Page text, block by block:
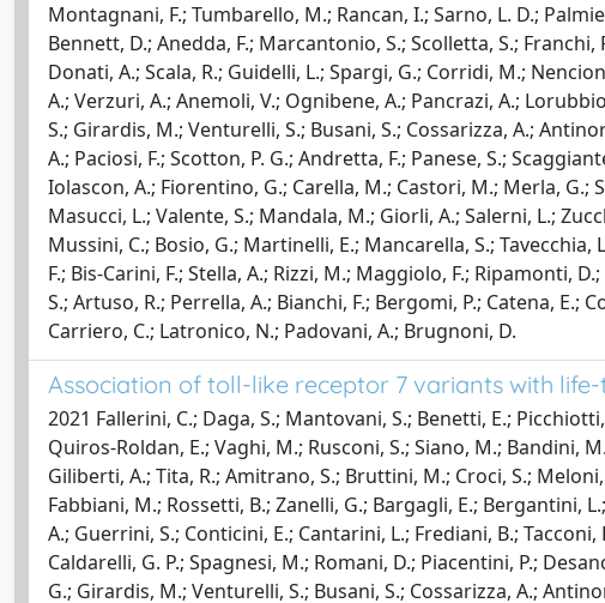
Montagnani, F.; Tumbarello, M.; Rancan, I.; Sarno, L. D.;
Bennett, D.; Anedda, F.; Marcantonio, S.; Scolletta, S.;
Donati, A.; Scala, R.; Guidelli, L.; Spargi, G.; Corridi, M.;
A.; Verzuri, A.; Anemoli, V.; Ognibene, A.; Pancrazi, A.;
S.; Girardis, M.; Venturelli, S.; Busani, S.; Cossarizza, A.;
A.; Paciosi, F.; Scotton, P. G.; Andretta, F.; Panese, S.;
Iolascon, A.; Fiorentino, G.; Carella, M.; Castori, M.; Merla, G.;
Masucci, L.; Valente, S.; Mandala, M.; Giorli, A.; Salerni, L.;
Mussini, C.; Bosio, G.; Martinelli, E.; Mancarella, S.;
F.; Bis-Carini, F.; Stella, A.; Rizzi, M.; Maggiolo, F.; Ripamonti,
S.; Artuso, R.; Perrella, A.; Bianchi, F.; Bergomi, P.; Catena, E.;
Carriero, C.; Latronico, N.; Padovani, A.; Brugnoni, D.
Association of toll-like receptor 7 variants with
2021 Fallerini, C.; Daga, S.; Mantovani, S.; Benetti, E.;
Quiros-Roldan, E.; Vaghi, M.; Rusconi, S.; Siano, M.; Bandini,
Giliberti, A.; Tita, R.; Amitrano, S.; Bruttini, M.; Croci, S.;
Fabbiani, M.; Rossetti, B.; Zanelli, G.; Bargagli, E.; Bergantini,
A.; Guerrini, S.; Conticini, E.; Cantarini, L.; Frediani, B.;
Caldarelli, G. P.; Spagnesi, M.; Romani, D.; Piacentini, P.;
G.; Girardis, M.; Venturelli, S.; Busani, S.; Cossarizza, A.;